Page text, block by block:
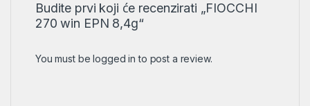
Budite prvi koji će recenzirati „FIOCCHI
270 win EPN 8,4g“
You must belogged in to post a review.